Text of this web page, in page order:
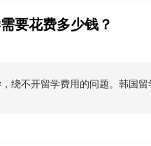
要花费多少钱？
绕不开留学费用的问题。韩国